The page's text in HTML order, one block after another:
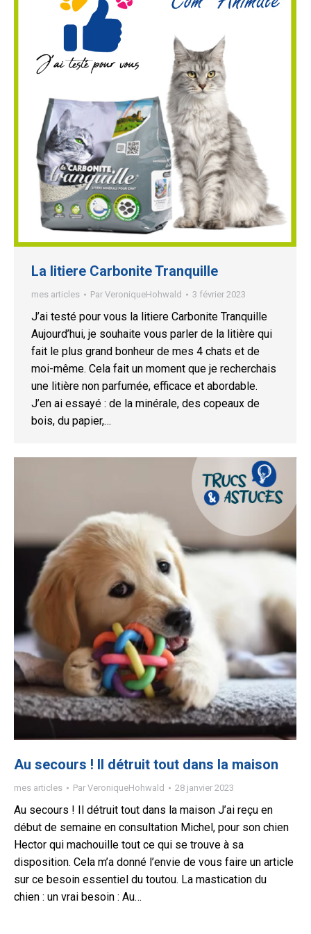
La litiere Carbonite Tranquille
mes articles Par VeroniqueHohwald 3 février 2023
J’ai testé pour vous la litiere Carbonite Tranquille
Aujourd’hui, je souhaite vous parler de la litière qui
fait le plus grand bonheur de mes 4 chats et de
moi-même. Cela fait un moment que je recherchais
une litière non parfumée, efficace et abordable.
J’en ai essayé : de la minérale, des copeaux de
bois, du papier,…
Au secours ! Il détruit tout dans la maison
mes articles Par VeroniqueHohwald 28 janvier 2023
Au secours ! Il détruit tout dans la maison J’ai reçu en
début de semaine en consultation Michel, pour son chien
Hector qui machouille tout ce qui se trouve à sa
disposition. Cela m’a donné l’envie de vous faire un article
sur ce besoin essentiel du toutou. La mastication du
chien : un vrai besoin : Au…